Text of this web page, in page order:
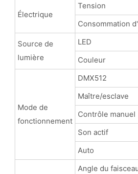
Électrique
Tension
Consommation
Source de
lumière
LED
Couleur
Mode de
fonctionnement
DMX512
Maître/esclave
Contrôle manuel
Son actif
Auto
Angle du